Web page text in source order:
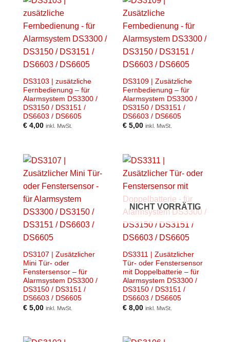
DS3103 | zusätzliche
Fernbedienung – für
Alarmsystem DS3300 /
DS3150 / DS3151 /
DS6603 / DS6605
€ 4,00 inkl. MwSt.
DS3109 | Zusätzliche
Fernbedienung – für
Alarmsystem DS3300 /
DS3150 / DS3151 /
DS6603 / DS6605
€ 5,00 inkl. MwSt.
DS3107 | Zusätzlicher
Mini Tür- oder
Fenstersensor – für
Alarmsystem DS3300 /
DS3150 / DS3151 /
DS6603 / DS6605
€ 5,00 inkl. MwSt.
NICHT VORRÄTIG
DS3311 | Zusätzlicher
Tür- oder Fenstersensor
mit Doppelbatterie – für
Alarmsystem DS3300 /
DS3150 / DS3151 /
DS6603 / DS6605
€ 8,00 inkl. MwSt.